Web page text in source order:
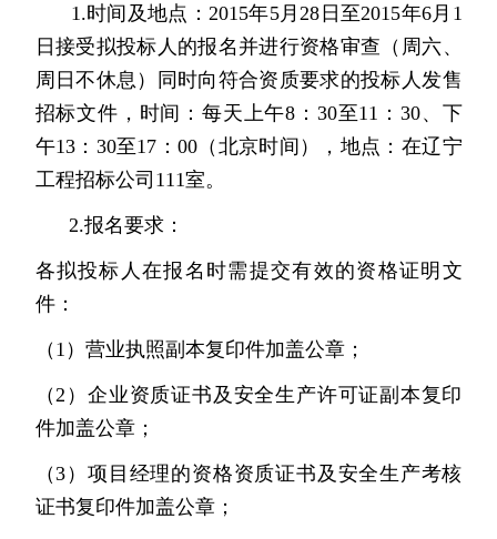
1.时间及地点：2015年5月28日至2015年6月1
日接受拟投标人的报名并进行资格审查（周六、
周日不休息）同时向符合资质要求的投标人发售
招标文件，时间：每天上午8：30至11：30、下
午13：30至17：00（北京时间），地点：在辽宁
工程招标公司111室。
2.报名要求：
各拟投标人在报名时需提交有效的资格证明文
件：
（1）营业执照副本复印件加盖公章；
（2）企业资质证书及安全生产许可证副本复印
件加盖公章；
（3）项目经理的资格资质证书及安全生产考核
证书复印件加盖公章；